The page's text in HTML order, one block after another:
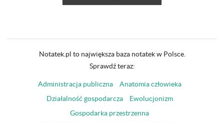
Notatek.pl to największa baza notatek w Polsce.
Sprawdź teraz:
Administracja publiczna
Anatomia człowieka
Działalność gospodarcza
Ewolucjonizm
Gospodarka przestrzenna